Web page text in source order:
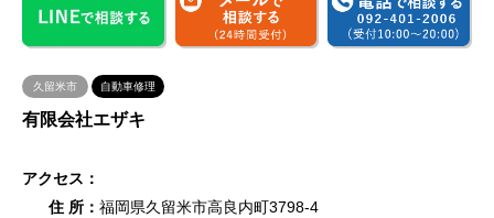
久留米市 自動車修理
有限会社エザキ
アクセス：
住 所： 福岡県久留米市高良内町3798-4